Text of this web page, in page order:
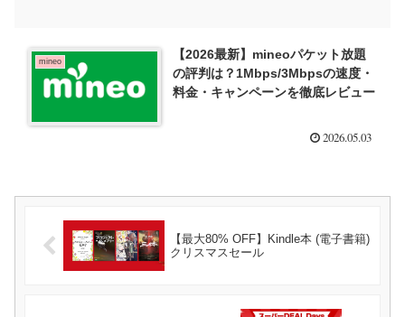
mineo
【2026最新】mineoパケット放題
の評判は？1Mbps/3Mbpsの速度・
料金・キャンペーンを徹底レビュー
2026.05.03
【最大80% OFF】Kindle本 (電子書籍)
クリスマスセール